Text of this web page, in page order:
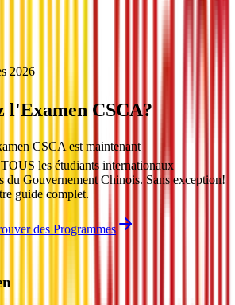
2026
l'Examen CSCA?
CSCA est maintenant
les étudiants internationaux
du Gouvernement Chinois. Sans exception!
guide complet.
des Programmes